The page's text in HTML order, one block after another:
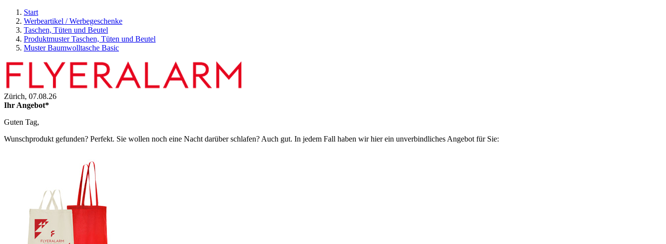
Start
Werbeartikel / Werbegeschenke
Taschen, Tüten und Beutel
Produktmuster Taschen, Tüten und Beutel
Muster Baumwolltasche Basic
Zürich, 07.08.26
Ihr Angebot*
Guten Tag,
Wunschprodukt gefunden? Perfekt. Sie wollen noch eine Nacht darüber schlafen? Auch gut. In jedem Fall haben wir hier ein unverbindliches Angebot für Sie: